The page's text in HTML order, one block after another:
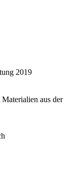
2019
aus der